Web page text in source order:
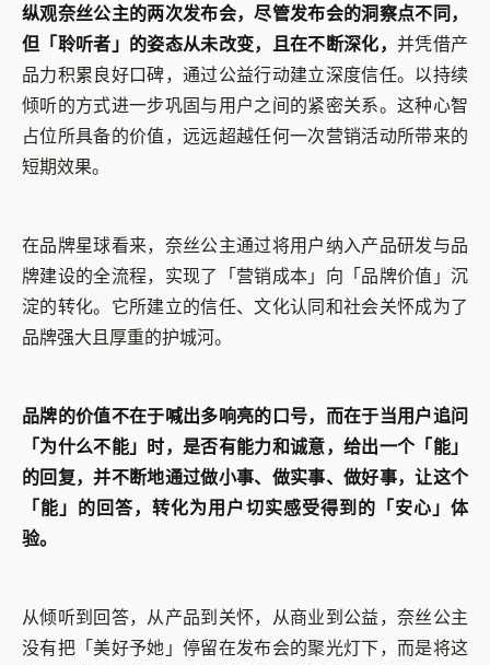
纵观奈丝公主的两次发布会，尽管发布会的洞察点不同，
但「聆听者」的姿态从未改变，且在不断深化， 并凭借产
品力积累良好口碑，通过公益行动建立深度信任。以持续
倾听的方式进一步巩固与用户之间的紧密关系。这种心智
占位所具备的价值，远远超越任何一次营销活动所带来的
短期效果。
在品牌星球看来，奈丝公主通过将用户纳入产品研发与品
牌建设的全流程，实现了「营销成本」向「品牌价值」沉
淀的转化。它所建立的信任、文化认同和社会关怀成为了
品牌强大且厚重的护城河。
品牌的价值不在于喊出多响亮的口号，而在于当用户追问
「为什么不能」时，是否有能力和诚意，给出一个「能」
的回复，并不断地通过做小事、做实事、做好事，让这个
「能」的回答，转化为用户切实感受得到的「安心」体
验。
从倾听到回答，从产品到关怀，从商业到公益，奈丝公主
没有把「美好予她」停留在发布会的聚光灯下，而是将这